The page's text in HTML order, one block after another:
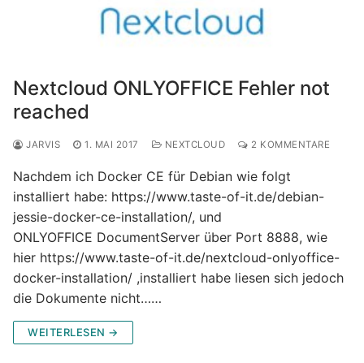
Nextcloud ONLYOFFICE Fehler not
reached
JARVIS 1. MAI 2017 NEXTCLOUD 2 KOMMENTARE
Nachdem ich Docker CE für Debian wie folgt
installiert habe: https://www.taste-of-it.de/debian-
jessie-docker-ce-installation/, und
ONLYOFFICE DocumentServer über Port 8888, wie
hier https://www.taste-of-it.de/nextcloud-onlyoffice-
docker-installation/ ,installiert habe liesen sich jedoch
die Dokumente nicht……
WEITERLESEN →